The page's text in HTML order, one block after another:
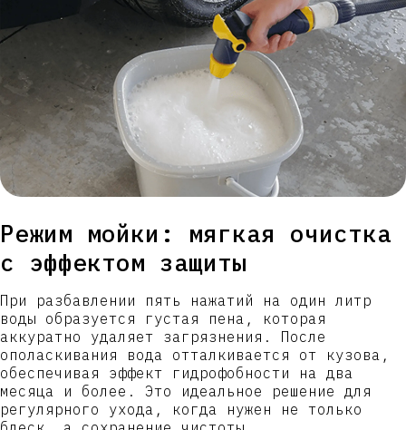
Режим мойки: мягкая очистка
с эффектом защиты
При разбавлении пять нажатий на один литр
воды образуется густая пена, которая
аккуратно удаляет загрязнения. После
ополаскивания вода отталкивается от кузова,
обеспечивая эффект гидрофобности на два
месяца и более. Это идеальное решение для
регулярного ухода, когда нужен не только